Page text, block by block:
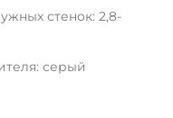
стенок: 2,8-
серый